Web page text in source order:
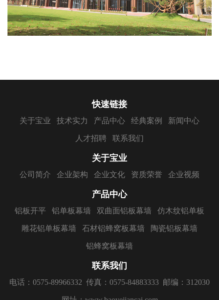
快速链接
关于宝业 技术实力 产品中心 经典案例 新闻中心
人才招聘 联系我们
关于宝业
公司简介 企业架构 企业文化 资质荣誉 企业视频
产品中心
铝板开平 铝单板幕墙 双曲面铝板幕墙 仿木纹铝单板
雕花铝单板幕墙 石材铝蜂窝板幕墙 陶瓷铝板幕墙
铝蜂窝板幕墙
联系我们
电话：0575-89966332 传真：0575-84883333 邮编：312030